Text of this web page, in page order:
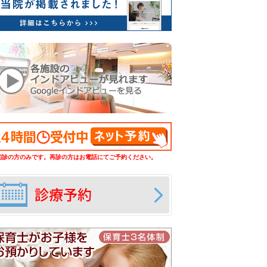
の方のみです。再診の方はお電話にてご予約ください。